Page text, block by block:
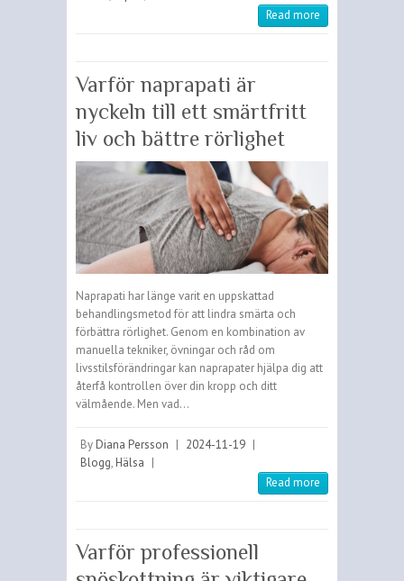
Read more
Varför naprapati är
nyckeln till ett smärtfritt
liv och bättre rörlighet
Naprapati har länge varit en uppskattad
behandlingsmetod för att lindra smärta och
förbättra rörlighet. Genom en kombination av
manuella tekniker, övningar och råd om
livsstilsförändringar kan naprapater hjälpa dig att
återfå kontrollen över din kropp och ditt
välmående. Men vad…
By Diana Persson | 2024-11-19 |
Blogg, Hälsa |
Read more
Varför professionell